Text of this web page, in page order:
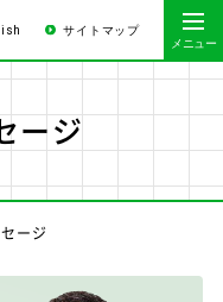
サイトマップ
ージ
ージ